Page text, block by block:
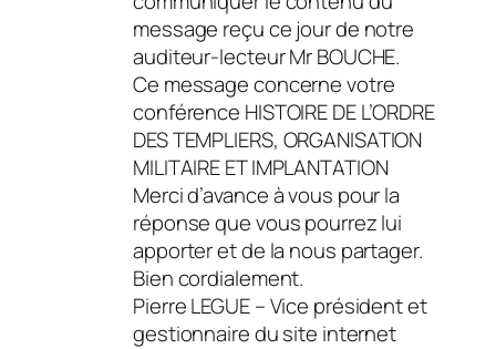
message reçu ce jour de notre
auditeur-lecteur Mr BOUCHE.
Ce message concerne votre
conférence HISTOIRE DE L’ORDRE
DES TEMPLIERS, ORGANISATION
MILITAIRE ET IMPLANTATION
Merci d’avance à vous pour la
réponse que vous pourrez lui
apporter et de la nous partager.
Bien cordialement.
Pierre LEGUE – Vice président et
gestionnaire du site internet